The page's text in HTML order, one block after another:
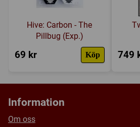
Hive: Carbon - The
Pillbug (Exp.)
69 kr Köp 749
Information
Om oss